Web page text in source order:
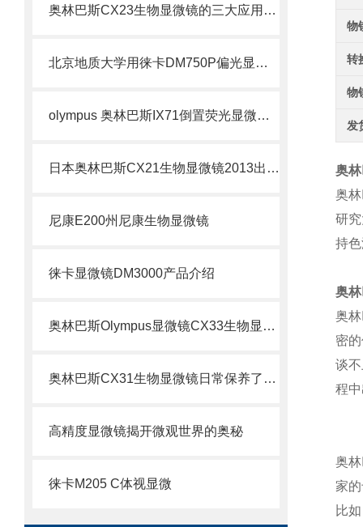
奥林巴斯CX23生物显微镜的三大应用方面是哪些
北京地质大学用徕卡DM750P偏光显微镜徕卡显微镜
olympus 奥林巴斯IX71倒置荧光显微镜倒置荧光显微镜
日本奥林巴斯CX21生物显微镜2013出全面停产！！！
尼康E200州尼康生物显微镜
徕卡显微镜DM3000产品介绍
奥林巴斯Olympus显微镜CX33生物显微镜采购
奥林巴斯CX31生物显微镜日常保养了解一下
高精度显微镜揭开微观世界的奥秘
徕卡M205 C体视显微
物
转
物
发
奥
奥
研
持
奥
奥
密
谈
程
奥
家
比